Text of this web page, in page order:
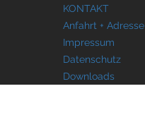
KONTAKT
Anfahrt + Adresse
Impressum
Datenschutz
Downloads